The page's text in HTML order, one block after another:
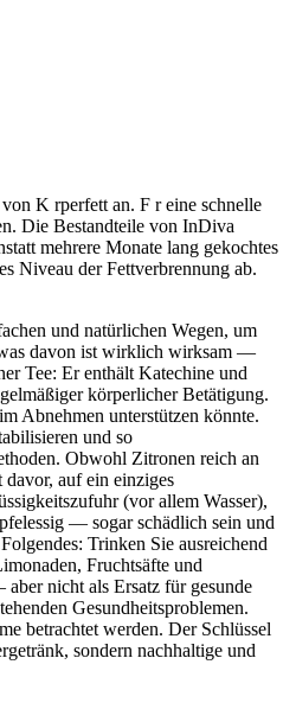
K rperfett an. F r eine schnelle
Die Bestandteile von InDiva
mehrere Monate lang gekochtes
Niveau der Fettverbrennung ab.
und natürlichen Wegen, um
was davon ist wirklich wirksam —
Tee: Er enthält Katechine und
körperlicher Betätigung.
Abnehmen unterstützen könnte.
und so
Obwohl Zitronen reich an
auf ein einziges
(vor allem Wasser),
— sogar schädlich sein und
Trinken Sie ausreichend
Fruchtsäfte und
nicht als Ersatz für gesunde
Gesundheitsproblemen.
betrachtet werden. Der Schlüssel
sondern nachhaltige und